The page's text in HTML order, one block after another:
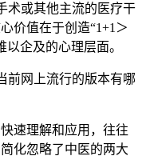
术或其他主流的医疗干
价值在于创造“1+1＞
企及的心理层面。
前网上流行的版本有哪
速理解和应用，往往
化忽略了中医的两大